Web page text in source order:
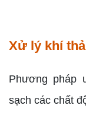
Xử lý khí
Phương pháp
sạch các chất